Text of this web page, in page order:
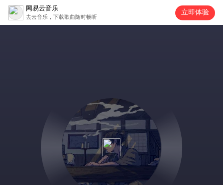
网易云音乐
去云音乐，下载歌曲随时畅听
立即体验